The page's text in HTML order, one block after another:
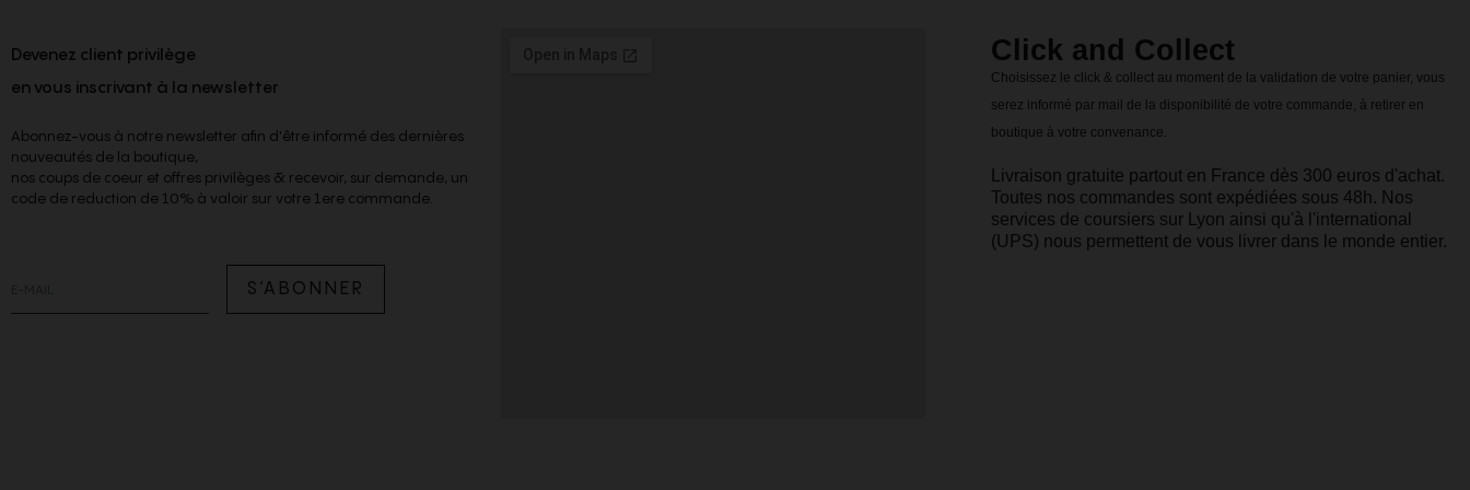
Devenez client privilège
en vous inscrivant à la newsletter
Abonnez-vous à notre newsletter afin d'être informé des dernières
nouveautés de la boutique,
nos coups de coeur et offres privilèges & recevoir, sur demande, un
code de reduction de 10% à valoir sur votre 1ere commande.
S’ABONNER
Click and Collect
Choisissez le click & collect au moment de la validation de votre panier, vous
serez informé par mail de la disponibilité de votre commande, à retirer en
boutique à votre convenance.
Livraison gratuite partout en France dès 300 euros d'achat.
Toutes nos commandes sont expédiées sous 48h. Nos
services de coursiers sur Lyon ainsi qu'à l'international
(UPS) nous permettent de vous livrer dans le monde entier.